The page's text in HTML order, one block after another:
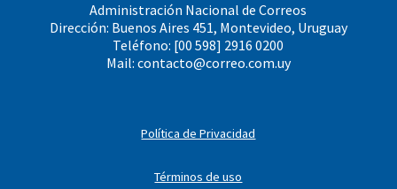
Administración Nacional de Correos
Dirección: Buenos Aires 451, Montevideo, Uruguay
Teléfono: [00 598] 2916 0200
Mail: contacto@correo.com.uy
Política de Privacidad
Términos de uso